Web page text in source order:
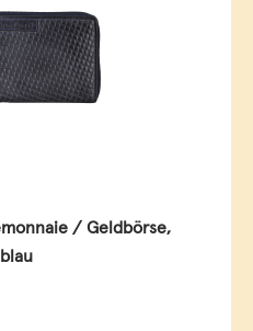
/ Geldbörse,